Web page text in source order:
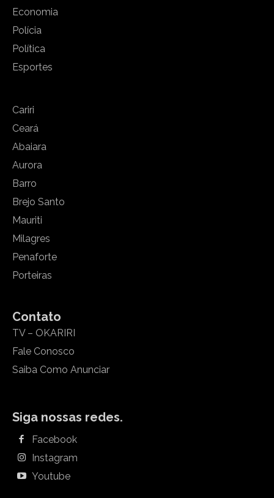
Economia
Polícia
Política
Esportes
Cariri
Ceará
Abaiara
Aurora
Barro
Brejo Santo
Mauriti
Milagres
Penaforte
Porteiras
Contato
TV – OKARIRI
Fale Conosco
Saiba Como Anunciar
Siga nossas redes.
Facebook
Instagram
Youtube